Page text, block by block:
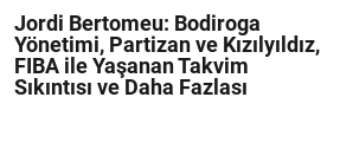
Jordi Bertomeu: Bodiroga
Yönetimi, Partizan ve Kızılyıldız,
FIBA ile Yaşanan Takvim
Sıkıntısı ve Daha Fazlası